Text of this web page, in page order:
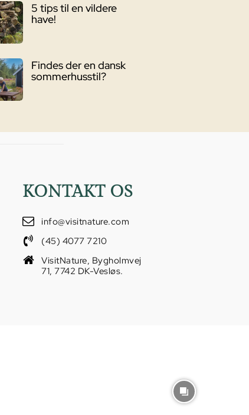
5 tips til en vildere
have!
Findes der en dansk
sommerhusstil?
KONTAKT OS
info@visitnature.com
(45) 4077 7210
VisitNature, Bygholmvej
71, 7742 DK-Vesløs.